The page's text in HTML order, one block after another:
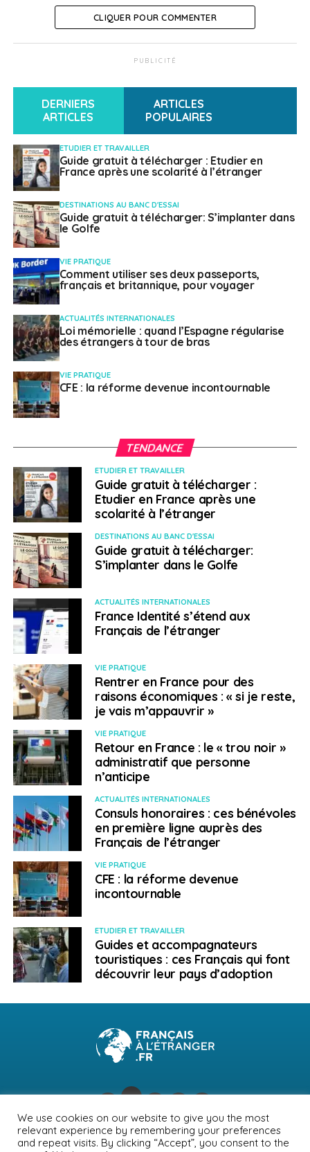
CLIQUER POUR COMMENTER
PUBLICITÉ
DERNIERS
ARTICLES
ARTICLES
POPULAIRES
ETUDIER ET TRAVAILLER
Guide gratuit à télécharger : Etudier en
France après une scolarité à l’étranger
DESTINATIONS AU BANC D'ESSAI
Guide gratuit à télécharger: S’implanter dans
le Golfe
VIE PRATIQUE
Comment utiliser ses deux passeports,
français et britannique, pour voyager
ACTUALITÉS INTERNATIONALES
Loi mémorielle : quand l’Espagne régularise
des étrangers à tour de bras
VIE PRATIQUE
CFE : la réforme devenue incontournable
TENDANCE
ETUDIER ET TRAVAILLER
Guide gratuit à télécharger :
Etudier en France après une
scolarité à l’étranger
DESTINATIONS AU BANC D'ESSAI
Guide gratuit à télécharger:
S’implanter dans le Golfe
ACTUALITÉS INTERNATIONALES
France Identité s’étend aux
Français de l’étranger
VIE PRATIQUE
Rentrer en France pour des
raisons économiques : « si je reste,
je vais m’appauvrir »
VIE PRATIQUE
Retour en France : le « trou noir »
administratif que personne
n’anticipe
ACTUALITÉS INTERNATIONALES
Consuls honoraires : ces bénévoles
en première ligne auprès des
Français de l’étranger
VIE PRATIQUE
CFE : la réforme devenue
incontournable
ETUDIER ET TRAVAILLER
Guides et accompagnateurs
touristiques : ces Français qui font
découvrir leur pays d’adoption
NEWSLETTER PUBLICITÉ CONTACTS MENTIONS LÉGALES
We use cookies on our website to give you the most
relevant experience by remembering your preferences
and repeat visits. By clicking “Accept”, you consent to the